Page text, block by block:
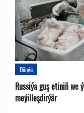
Dünýä
Russiýa guş etiniň we
meýilleşdirýär